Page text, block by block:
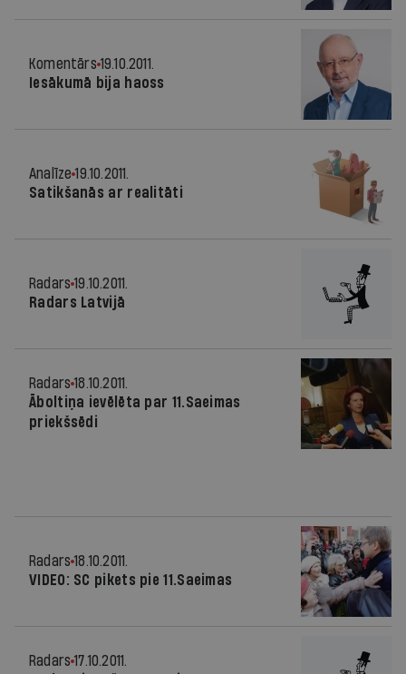
Komentārs 19.10.2011.
Iesākumā bija haoss
Analīze 19.10.2011.
Satikšanās ar realitāti
Radars 19.10.2011.
Radars Latvijā
Radars 18.10.2011.
Āboltiņa ievēlēta par 11.Saeimas
priekšsēdi
Radars 18.10.2011.
VIDEO: SC pikets pie 11.Saeimas
Radars 17.10.2011.